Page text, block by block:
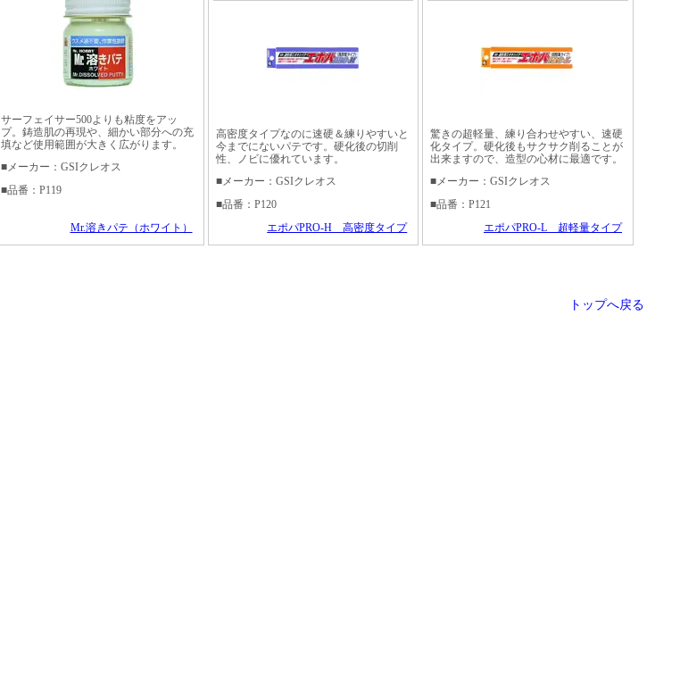
サーフェイサー500よりも粘度をアッ
プ。鋳造肌の再現や、細かい部分への充
填など使用範囲が大きく広がります。
■メーカー：GSIクレオス
■品番：P119
Mr.溶きパテ（ホワイト）
高密度タイプなのに速硬＆練りやすいと
今までにないパテです。硬化後の切削
性、ノビに優れています。
■メーカー：GSIクレオス
■品番：P120
エポパPRO-H 高密度タイプ
驚きの超軽量、練り合わせやすい、速硬
化タイプ。硬化後もサクサク削ることが
出来ますので、造型の心材に最適です。
■メーカー：GSIクレオス
■品番：P121
エポパPRO-L 超軽量タイプ
トップへ戻る